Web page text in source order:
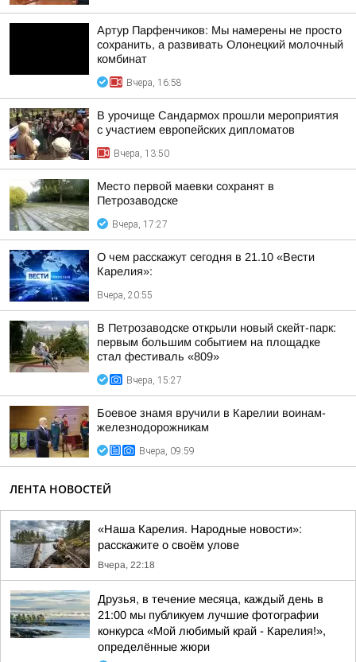
Артур Парфенчиков: Мы намерены не просто
сохранить, а развивать Олонецкий молочный
комбинат
Вчера, 16:58
В урочище Сандармох прошли мероприятия
с участием европейских дипломатов
Вчера, 13:50
Место первой маевки сохранят в
Петрозаводске
Вчера, 17:27
О чем расскажут сегодня в 21.10 «Вести
Карелия»:
Вчера, 20:55
В Петрозаводске открыли новый скейт-парк:
первым большим событием на площадке
стал фестиваль «809»
Вчера, 15:27
Боевое знамя вручили в Карелии воинам-
железнодорожникам
Вчера, 09:59
ЛЕНТА НОВОСТЕЙ
«Наша Карелия. Народные новости»:
расскажите о своём улове
Вчера, 22:18
Друзья, в течение месяца, каждый день в
21:00 мы публикуем лучшие фотографии
конкурса «Мой любимый край - Карелия!»,
определённые жюри